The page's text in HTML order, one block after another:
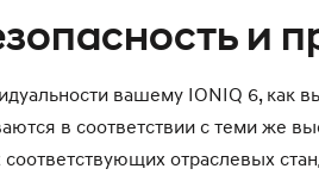
и
вашему IONIQ 6,
в соответствии с теми же
отраслевых